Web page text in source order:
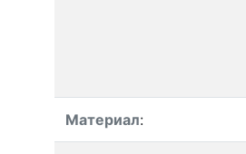
Материал: